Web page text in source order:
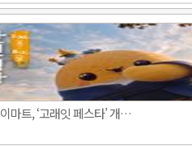
이마트, ‘고래잇 페스타’ 개…